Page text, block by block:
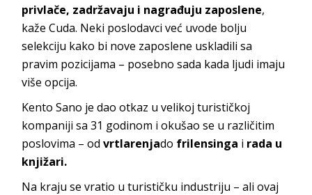
privlače, zadržavaju i nagrađuju zaposlene,
kaže Cuda. Neki poslodavci već uvode bolju
selekciju kako bi nove zaposlene uskladili sa
pravim pozicijama – posebno sada kada ljudi imaju
više opcija.
Kento Sano je dao otkaz u velikoj turističkoj
kompaniji sa 31 godinom i okušao se u različitim
poslovima – odvrtlarenjado frilensinga i rada u
knjižari.
Na kraju se vratio u turističku industriju – ali ovaj